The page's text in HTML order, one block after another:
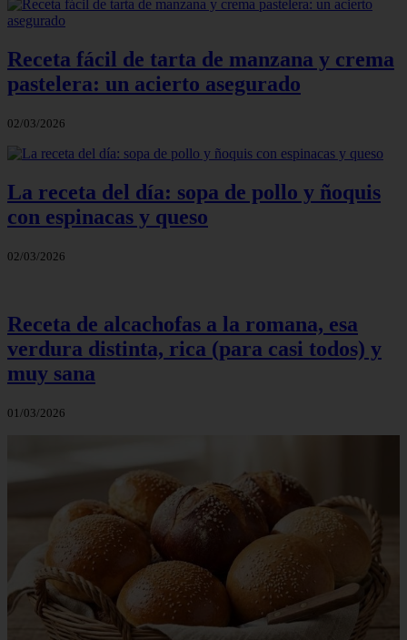
Receta fácil de tarta de manzana y crema
pastelera: un acierto asegurado
02/03/2026
La receta del día: sopa de pollo y ñoquis
con espinacas y queso
02/03/2026
Receta de alcachofas a la romana, esa
verdura distinta, rica (para casi todos) y
muy sana
01/03/2026